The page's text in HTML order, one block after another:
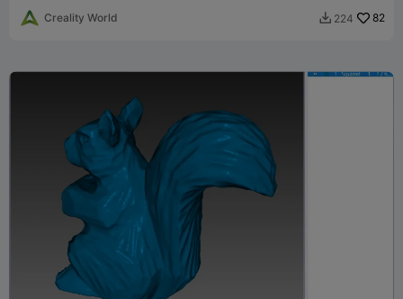
Creality World  224 82